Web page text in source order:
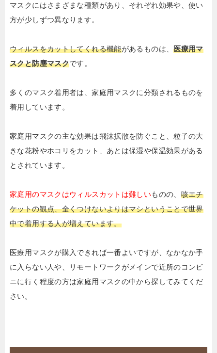
マスクにはさまざまな種類があり、それぞれ効果や、使い
方が少しずつ異なります。
ウィルスをカットしてくれる機能があるものは、医療用マ
スクと防塵マスクです。
多くのマスク着用者は、家庭用マスクに分類されるものを
着用しています。
家庭用マスクの主な効果は飛沫拡散を防ぐこと、粒子の大
きな花粉やホコリをカット、あとは保湿や保温効果がある
とされています。
家庭用のマスクはウィルスカットは難しい ものの、 咳エチ
ケットの観点、全くつけないよりはマシということで世界
中で着用する人が増えています。
医療用マスクが購入できれば一番よいですが、なかなか手
に入らない人や、リモートワークがメインで近所のコンビ
ニに行く程度の方は家庭用マスクの中から探してみてくだ
さい。